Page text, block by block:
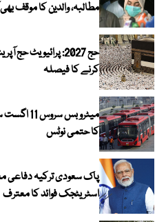
مطالبہ، والدین کا موقف
حج 2027: پرائیویٹ
کرنے کا فیصلہ
میٹرو بس
کا حتمی نوٹس
پاک سعودی ترکیہ دفاعی
اسٹریٹجک فوائد کا معترف